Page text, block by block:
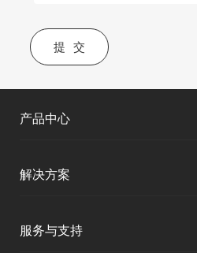
提交
产品中心
解决方案
服务与支持